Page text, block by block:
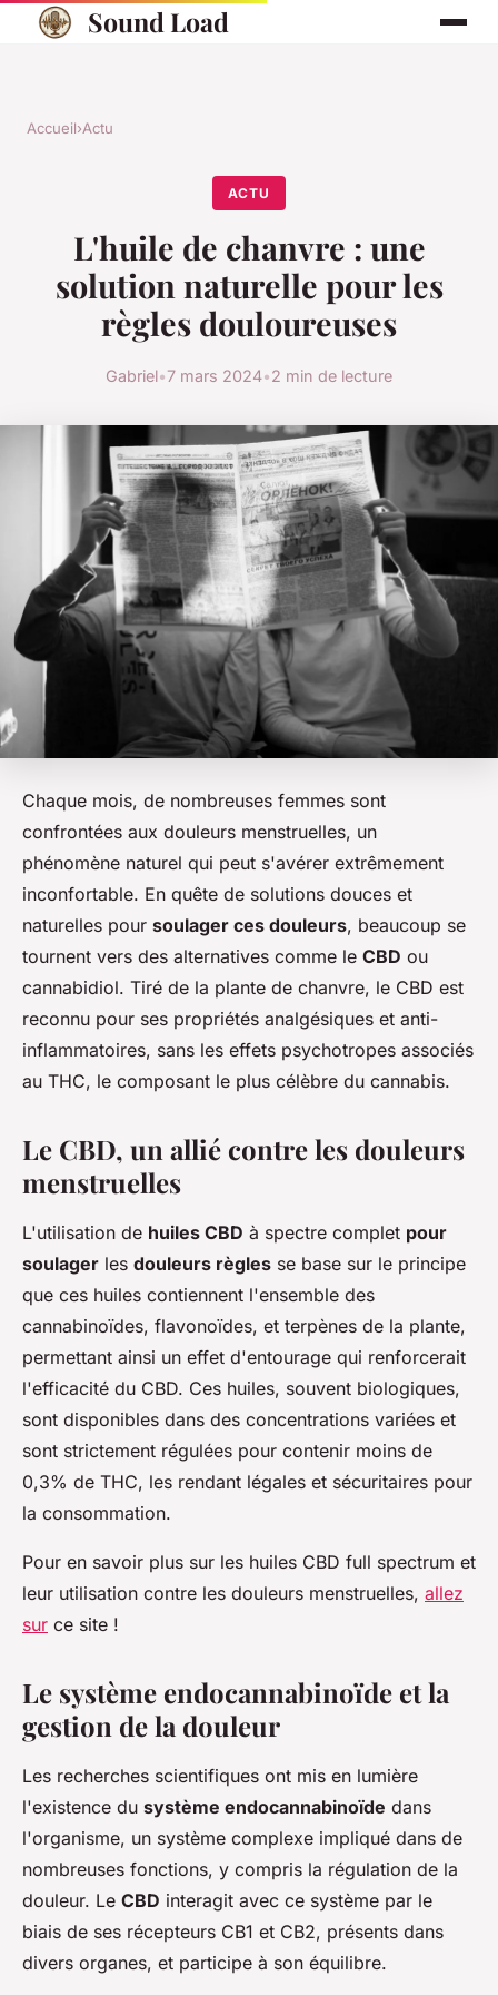
Sound Load
Accueil›Actu
ACTU
L'huile de chanvre : une
solution naturelle pour les
règles douloureuses
Gabriel•7 mars 2024•2 min de lecture
Chaque mois, de nombreuses femmes sont
confrontées aux douleurs menstruelles, un
phénomène naturel qui peut s'avérer extrêmement
inconfortable. En quête de solutions douces et
naturelles pour soulager ces douleurs, beaucoup se
tournent vers des alternatives comme le CBD ou
cannabidiol. Tiré de la plante de chanvre, le CBD est
reconnu pour ses propriétés analgésiques et anti-
inflammatoires, sans les effets psychotropes associés
au THC, le composant le plus célèbre du cannabis.
Le CBD, un allié contre les douleurs
menstruelles
L'utilisation de huiles CBD à spectre complet pour
soulager les douleurs règles se base sur le principe
que ces huiles contiennent l'ensemble des
cannabinoïdes, flavonoïdes, et terpènes de la plante,
permettant ainsi un effet d'entourage qui renforcerait
l'efficacité du CBD. Ces huiles, souvent biologiques,
sont disponibles dans des concentrations variées et
sont strictement régulées pour contenir moins de
0,3% de THC, les rendant légales et sécuritaires pour
la consommation.
Pour en savoir plus sur les huiles CBD full spectrum et
leur utilisation contre les douleurs menstruelles, allez
sur ce site !
Le système endocannabinoïde et la
gestion de la douleur
Les recherches scientifiques ont mis en lumière
l'existence du système endocannabinoïde dans
l'organisme, un système complexe impliqué dans de
nombreuses fonctions, y compris la régulation de la
douleur. Le CBD interagit avec ce système par le
biais de ses récepteurs CB1 et CB2, présents dans
divers organes, et participe à son équilibre.